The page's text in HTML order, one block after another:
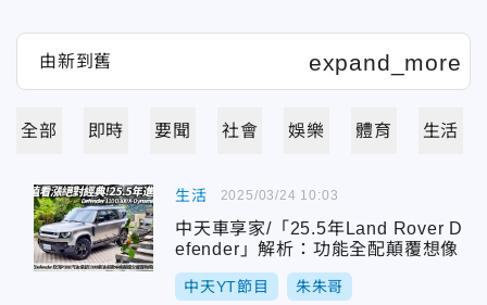
全部 即時 要聞 社會 娛樂 體育 生活
生活
中天車享家/「25.5年Land Rover D
efender」解析：功能全配顛覆想像
中天YT節目 朱朱哥
2025/03/24 10:03